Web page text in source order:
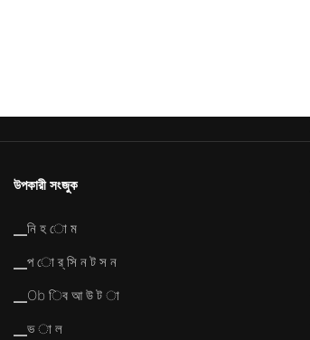
উপকারী সংজুক
▁নি হ ো ম
▁প ো র্ সি ন ট স ন
▁Ob িব আ উ ট া
▁ভ া ল